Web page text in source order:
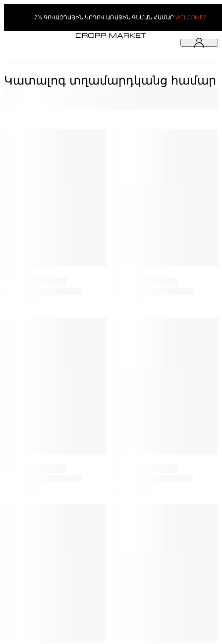
-7% ԳՈՎԱԶԴԱՅԻՆ ԿՈԴՈՎ ԱՌԱՋԻՆ ԳՆՄԱՆ ՀԱՄԱՐ WELCOME7
Կատալոգ տղամարդկանց համար